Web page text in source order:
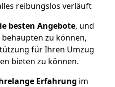
reibungslos verläuft
besten Angebote, und
zu können,
für Ihren Umzug
bieten zu können.
Erfahrung im